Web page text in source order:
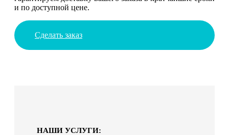
и по доступной цене.
Сделать заказ
НАШИ УСЛУГИ: